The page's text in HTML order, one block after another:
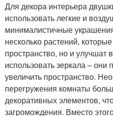
Для декора интерьера
использовать легкие и
минималистичные
несколько растений,
пространство, но и улучшат
использовать зеркала – они
увеличить пространство.
перегружения комнаты
декоративных элементов,
загромождения. Вместо